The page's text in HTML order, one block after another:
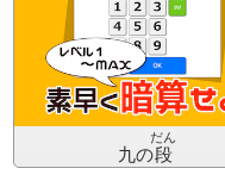
九の段
だん